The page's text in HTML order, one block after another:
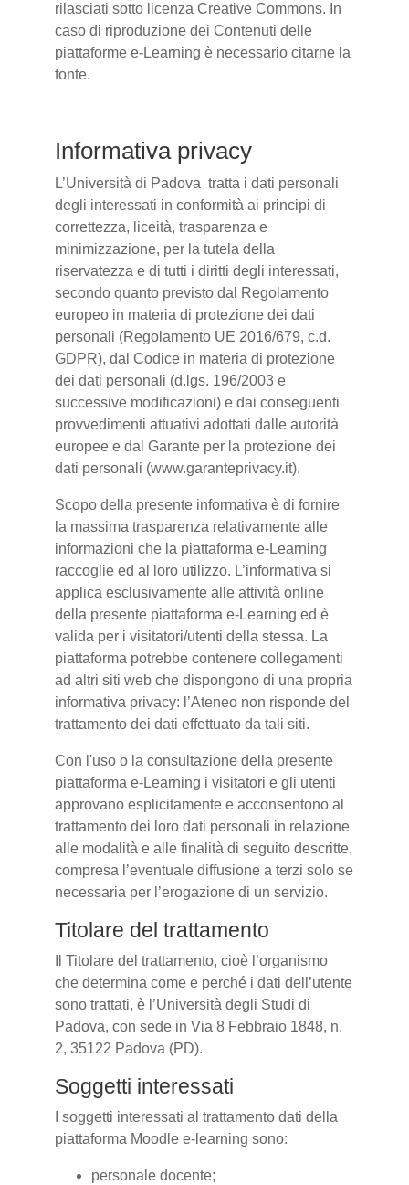
rilasciati sotto licenza Creative Commons. In
caso di riproduzione dei Contenuti delle
piattaforme e-Learning è necessario citarne la
fonte.
Informativa privacy
L’Università di Padova tratta i dati personali
degli interessati in conformità ai principi di
correttezza, liceità, trasparenza e
minimizzazione, per la tutela della
riservatezza e di tutti i diritti degli interessati,
secondo quanto previsto dal Regolamento
europeo in materia di protezione dei dati
personali (Regolamento UE 2016/679, c.d.
GDPR), dal Codice in materia di protezione
dei dati personali (d.lgs. 196/2003 e
successive modificazioni) e dai conseguenti
provvedimenti attuativi adottati dalle autorità
europee e dal Garante per la protezione dei
dati personali (www.garanteprivacy.it).
Scopo della presente informativa è di fornire
la massima trasparenza relativamente alle
informazioni che la piattaforma e-Learning
raccoglie ed al loro utilizzo. L’informativa si
applica esclusivamente alle attività online
della presente piattaforma e-Learning ed è
valida per i visitatori/utenti della stessa. La
piattaforma potrebbe contenere collegamenti
ad altri siti web che dispongono di una propria
informativa privacy: l’Ateneo non risponde del
trattamento dei dati effettuato da tali siti.
Con l'uso o la consultazione della presente
piattaforma e-Learning i visitatori e gli utenti
approvano esplicitamente e acconsentono al
trattamento dei loro dati personali in relazione
alle modalità e alle finalità di seguito descritte,
compresa l’eventuale diffusione a terzi solo se
necessaria per l’erogazione di un servizio.
Titolare del trattamento
Il Titolare del trattamento, cioè l’organismo
che determina come e perché i dati dell’utente
sono trattati, è l’Università degli Studi di
Padova, con sede in Via 8 Febbraio 1848, n.
2, 35122 Padova (PD).
Soggetti interessati
I soggetti interessati al trattamento dati della
piattaforma Moodle e-learning sono:
personale docente;